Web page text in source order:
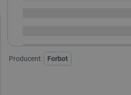
Producent: Forbot